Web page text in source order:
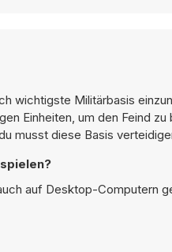
wichtigste Militärbasis
Einheiten, um den Feind
musst diese Basis
auf Desktop-Computern